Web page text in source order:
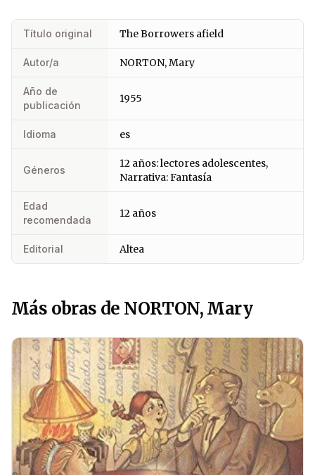
Título original The Borrowers afield
Autor/a NORTON, Mary
Año de
publicación
1955
Idioma es
Géneros
12 años: lectores adolescentes,
Narrativa: Fantasía
Edad
recomendada
12 años
Editorial Altea
Más obras de NORTON, Mary